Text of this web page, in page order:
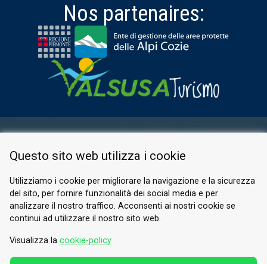
Nos partenaires:
PRIVACY POLICY
© 2026 Valle di Susa
Tesori di Arte e Cultura Alpina
Tel.
E-mail.info@vallesusa-tesori.it
Questo sito web utilizza i cookie
Utilizziamo i cookie per migliorare la navigazione e la sicurezza
del sito, per fornire funzionalità dei social media e per
analizzare il nostro traffico. Acconsenti ai nostri cookie se
continui ad utilizzare il nostro sito web.
Visualizza la cookie-policy